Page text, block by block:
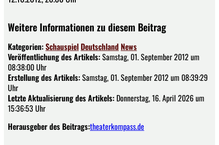
Weitere Informationen zu diesem Beitrag
Kategorien:Schauspiel Deutschland News
Veröffentlichung des Artikels:Samstag, 01. September 2012 um
08:38:00 Uhr
Erstellung des Artikels:Samstag, 01. September 2012 um 08:39:29
Uhr
Letzte Aktualisierung des Artikels: Donnerstag, 16. April 2026 um
15:36:53 Uhr
Herausgeber des Beitrags:theaterkompass.de